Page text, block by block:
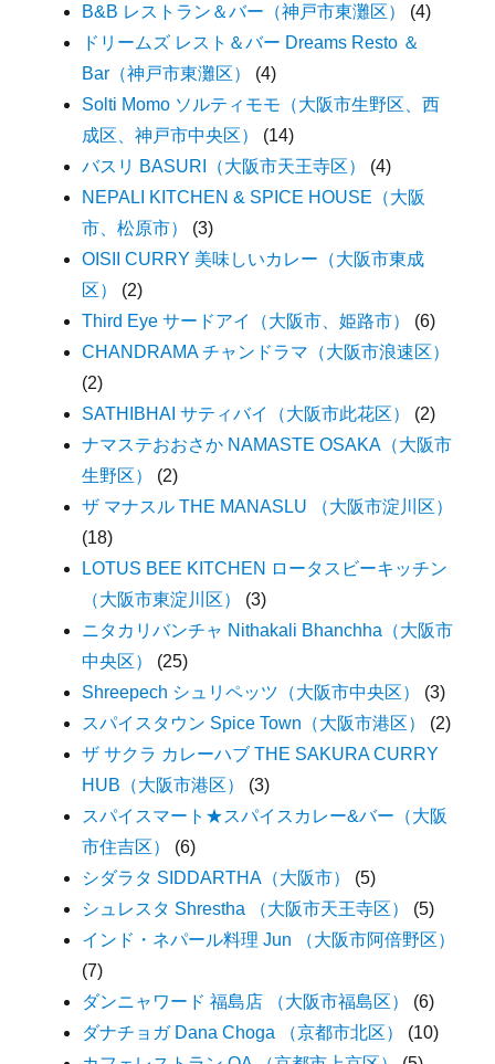
B&B レストラン＆バー（神戸市東灘区）
(4)
ドリームズ レスト＆バー Dreams Resto ＆
Bar（神戸市東灘区）
(4)
Solti Momo ソルティモモ（大阪市生野区、西
成区、神戸市中央区）
(14)
バスリ BASURI（大阪市天王寺区）
(4)
NEPALI KITCHEN & SPICE HOUSE（大阪
市、松原市）
(3)
OISII CURRY 美味しいカレー（大阪市東成
区）
(2)
Third Eye サードアイ（大阪市、姫路市）
(6)
CHANDRAMA チャンドラマ（大阪市浪速区）
(2)
SATHIBHAI サティバイ（大阪市此花区）
(2)
ナマステおおさか NAMASTE OSAKA（大阪市
生野区）
(2)
ザ マナスル THE MANASLU （大阪市淀川区）
(18)
LOTUS BEE KITCHEN ロータスビーキッチン
（大阪市東淀川区）
(3)
ニタカリバンチャ Nithakali Bhanchha（大阪市
中央区）
(25)
Shreepech シュリペッツ（大阪市中央区）
(3)
スパイスタウン Spice Town（大阪市港区）
(2)
ザ サクラ カレーハブ THE SAKURA CURRY
HUB（大阪市港区）
(3)
スパイスマート★スパイスカレー&バー（大阪
市住吉区）
(6)
シダラタ SIDDARTHA（大阪市）
(5)
シュレスタ Shrestha （大阪市天王寺区）
(5)
インド・ネパール料理 Jun （大阪市阿倍野区）
(7)
ダンニャワード 福島店 （大阪市福島区）
(6)
ダナチョガ Dana Choga （京都市北区）
(10)